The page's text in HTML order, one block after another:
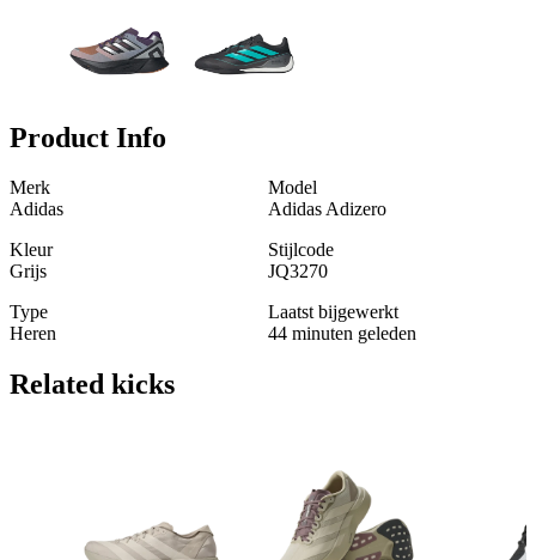
Product Info
Merk
Adidas
Model
Adidas Adizero
Kleur
Grijs
Stijlcode
JQ3270
Type
Heren
Laatst bijgewerkt
44 minuten geleden
Related kicks